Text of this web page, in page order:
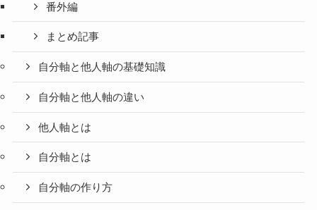
番外編
まとめ記事
自分軸と他人軸の基礎知識
自分軸と他人軸の違い
他人軸とは
自分軸とは
自分軸の作り方